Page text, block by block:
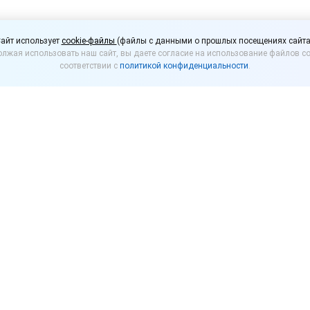
в 1С:УНФ»
использует cookie-файлы (файлы с данными о прошлых посещениях
использовать наш сайт, вы даете согласие на использование файлов
соответствии с политикой конфиденциальности.